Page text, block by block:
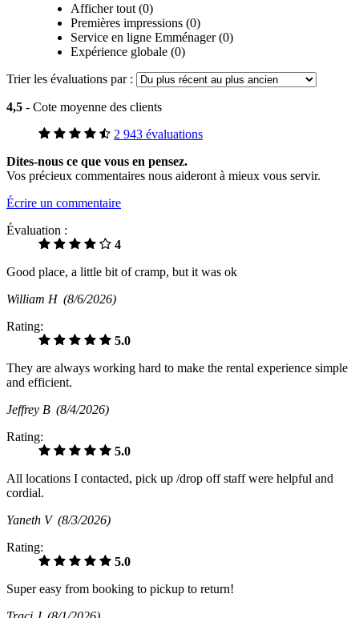
Afficher tout (0)
Premières impressions (0)
Service en ligne Emménager (0)
Expérience globale (0)
Trier les évaluations par :
4,5 - Cote moyenne des clients
2 943 évaluations
Dites-nous ce que vous en pensez.
Vos précieux commentaires nous aideront à mieux vous servir.
Écrire un commentaire
Évaluation :
4
Good place, a little bit of cramp, but it was ok
William H (8/6/2026)
Rating:
5.0
They are always working hard to make the rental experience simple
and efficient.
Jeffrey B (8/4/2026)
Rating:
5.0
All locations I contacted, pick up /drop off staff were helpful and
cordial.
Yaneth V (8/3/2026)
Rating:
5.0
Super easy from booking to pickup to return!